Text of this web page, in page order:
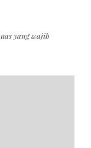
yang wajib